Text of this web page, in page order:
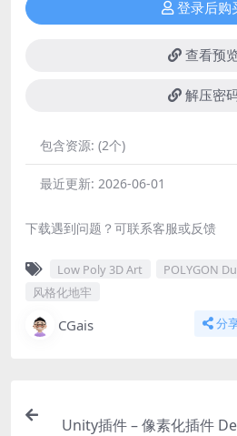
登录后购
查看预
解压密
包含资源: (2个)
最近更新: 2026-06-01
下载遇到问题？可联系客服或反馈
Low Poly 3D Art POLYGON
风格化地牢
CGais 分
Unity插件 – 像素化插件